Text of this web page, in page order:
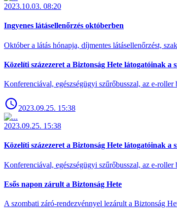
2023.10.03. 08:20
Ingyenes látásellenőrzés októberben
Október a látás hónapja, díjmentes látásellenőrzést,
Közelíti százezeret a Biztonság Hete látogatóinak a
Konferenciával, egészségügyi szűrőbusszal, az e-
2023.09.25. 15:38
2023.09.25. 15:38
Közelíti százezeret a Biztonság Hete látogatóinak a
Konferenciával, egészségügyi szűrőbusszal, az e-
Esős napon zárult a Biztonság Hete
A szombati záró-rendezvénnyel lezárult a Biztonság